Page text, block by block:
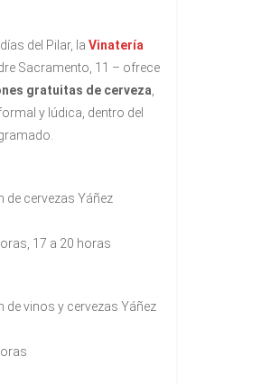
del Pilar, la Vinatería
Sacramento, 11 – ofrece
gratuitas de cerveza
y lúdica, dentro del
de cervezas Yáñez
17 a 20 horas
de vinos y cervezas Yáñez